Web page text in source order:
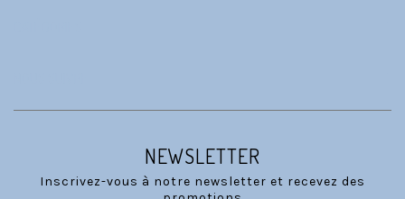
NEWSLETTER
Inscrivez-vous à notre newsletter et recevez des